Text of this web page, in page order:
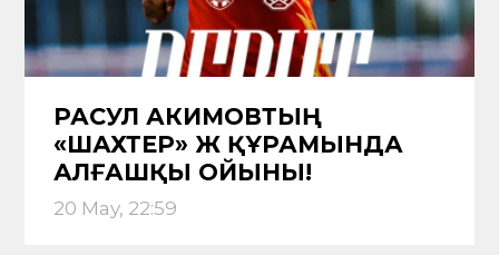
РАСУЛ АКИМОВТЫҢ
«ШАХТЕР» Ж ҚҰРАМЫНДА
АЛҒАШҚЫ ОЙЫНЫ!
20 May, 22:59